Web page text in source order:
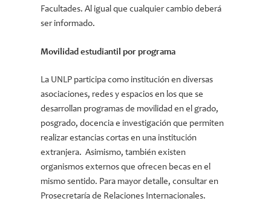
Facultades. Al igual que cualquier cambio deberá
ser informado.
Movilidad estudiantil por programa
La UNLP participa como institución en diversas
asociaciones, redes y espacios en los que se
desarrollan programas de movilidad en el grado,
posgrado, docencia e investigación que permiten
realizar estancias cortas en una institución
extranjera. Asimismo, también existen
organismos externos que ofrecen becas en el
mismo sentido. Para mayor detalle, consultar en
Prosecretaría de Relaciones Internacionales.